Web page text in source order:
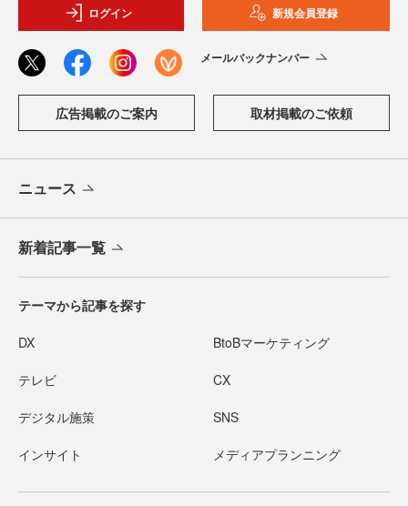
ログイン 新規会員登録
メールバックナンバー
広告掲載のご案内 取材掲載のご依頼
ニュース
新着記事一覧
テーマから記事を探す
DX BtoBマーケティング
テレビ CX
デジタル施策 SNS
インサイト メディアプランニング